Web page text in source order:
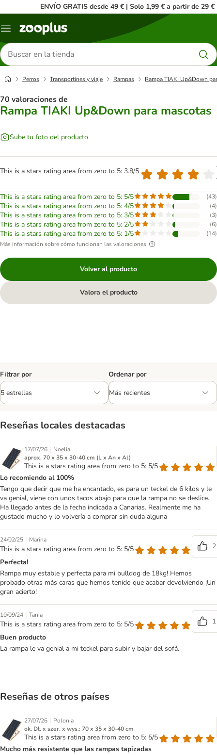
ENVÍO GRATIS desde 49 € | Solo 1,99 € a partir de 29 €
Menú
Buscar
productos
Perros Transportines y viaje Rampas Rampa TIAKI Up&Down
70 valoraciones de
Rampa TIAKI Up&Down para mascotas
Sube tu foto del producto
This is a stars rating area from zero to 5: 3.8/5
This is a stars rating area from zero to 5: 5/5 (43)
This is a stars rating area from zero to 5: 4/5 (4)
This is a stars rating area from zero to 5: 3/5 (3)
This is a stars rating area from zero to 5: 2/5 (6)
This is a stars rating area from zero to 5: 1/5 (14)
Más información sobre cómo funcionan las valoraciones
Volver al producto
Valora el producto
Filtrar por Ordenar por
Reseñas locales destacadas
17/07/26 | Noelia
aprox. 70 x 35 x 30-40 cm (L x An x Al)
This is a stars rating area from zero to 5: 5/5
Lo recomiendo al 100%
Tengo que decir que me ha encantado, es para un teckel de 6 kilos y le
va genial, viene con unos tacos abajo para que la rampa no se deslice.
Ha llegado antes de la fecha indicada a Canarias. Realmente me ha
gustado mucho y lo volvería a comprar sin duda alguna
24/02/25 | Marina
This is a stars rating area from zero to 5: 5/5
2
Perfecta!
Rampa muy estable y perfecta para mi bulldog de 18kg! Hemos
probado otras más caras que hemos tenido que acabar devolviendo ¡Un
gran acierto!
10/09/24 | Tania
This is a stars rating area from zero to 5: 5/5
1
Buen producto
La rampa le va genial a mi teckel para subir y bajar del sofá.
Reseñas de otros países
27/07/26 | Polonia
ok. Dł. x szer. x wys.: 70 x 35 x 30-40 cm
This is a stars rating area from zero to 5: 5/5
Mucho más resistente que las rampas tapizadas